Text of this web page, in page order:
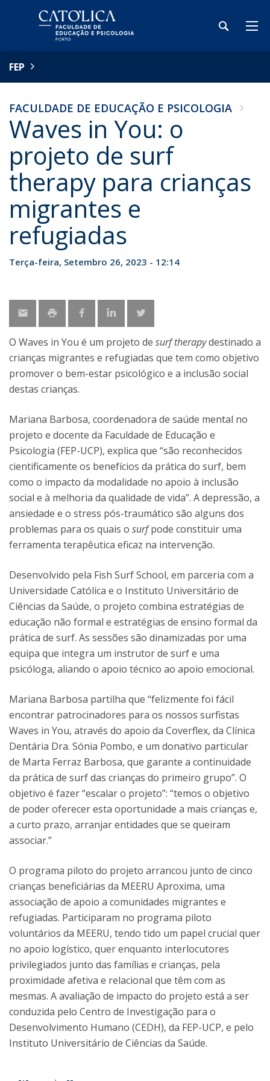
FEP
FACULDADE DE EDUCAÇÃO E PSICOLOGIA
Waves in You: o
projeto de surf
therapy para crianças
migrantes e
refugiadas
Terça-feira, Setembro 26, 2023 - 12:14
O Waves in You é um projeto de surf therapydestinado a
crianças migrantes e refugiadas que tem como objetivo
promover o bem-estar psicológico e a inclusão social
destas crianças.
Mariana Barbosa, coordenadora de saúde mental no
projeto e docente da Faculdade de Educação e
Psicologia (FEP-UCP), explica que “são reconhecidos
cientificamente os benefícios da prática do surf, bem
como o impacto da modalidade no apoio à inclusão
social e à melhoria da qualidade de vida”. A depressão, a
ansiedade e o stress pós-traumático são alguns dos
problemas para os quais o surfpode constituir uma
ferramenta terapêutica eficaz na intervenção.
Desenvolvido pela Fish Surf School, em parceria com a
Universidade Católica e o Instituto Universitário de
Ciências da Saúde, o projeto combina estratégias de
educação não formal e estratégias de ensino formal da
prática de surf. As sessões são dinamizadas por uma
equipa que integra um instrutor de surf e uma
psicóloga, aliando o apoio técnico ao apoio emocional.
Mariana Barbosa partilha que “felizmente foi fácil
encontrar patrocinadores para os nossos surfistas
Waves in You, através do apoio da Coverflex, da Clínica
Dentária Dra. Sónia Pombo, e um donativo particular
de Marta Ferraz Barbosa, que garante a continuidade
da prática de surf das crianças do primeiro grupo”. O
objetivo é fazer “escalar o projeto”: “temos o objetivo
de poder oferecer esta oportunidade a mais crianças e,
a curto prazo, arranjar entidades que se queiram
associar.”
O programa piloto do projeto arrancou junto de cinco
crianças beneficiárias da MEERU Aproxima, uma
associação de apoio a comunidades migrantes e
refugiadas. Participaram no programa piloto
voluntários da MEERU, tendo tido um papel crucial quer
no apoio logístico, quer enquanto interlocutores
privilegiados junto das famílias e crianças, pela
proximidade afetiva e relacional que têm com as
mesmas. A avaliação de impacto do projeto está a ser
conduzida pelo Centro de Investigação para o
Desenvolvimento Humano (CEDH), da FEP-UCP, e pelo
Instituto Universitário de Ciências da Saúde.